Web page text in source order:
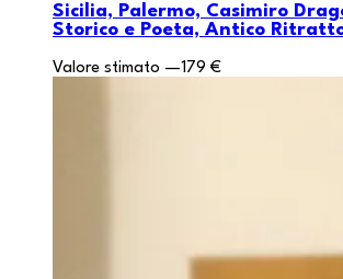
Sicilia, Palermo, Casimiro
Storico e Poeta, Antico
Valore stimato —179 €